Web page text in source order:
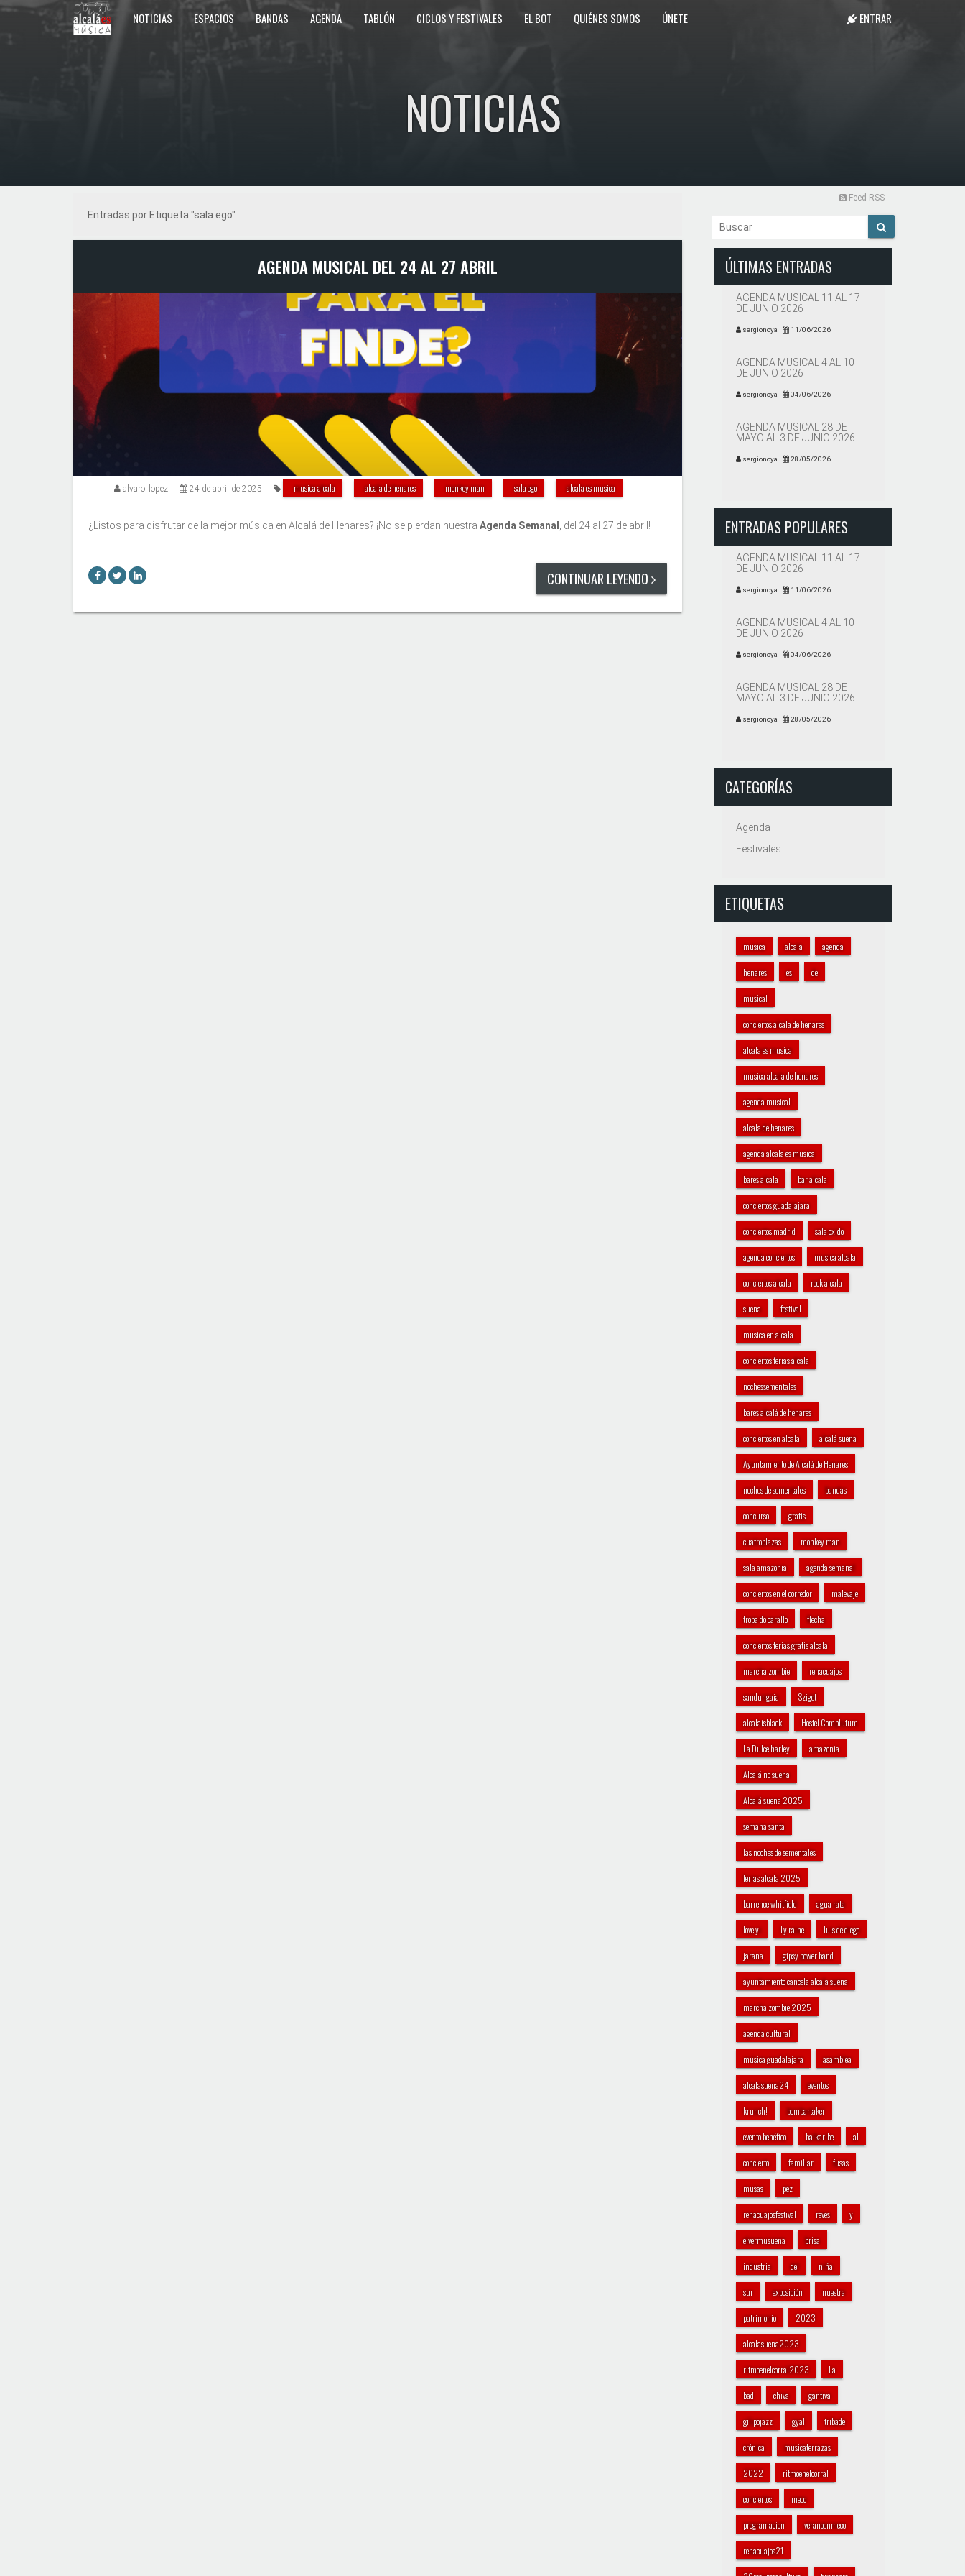
NOTICIAS ESPACIOS BANDAS AGENDA TABLÓN CICLOS Y FESTIVALES EL BOT QUIÉNES SOMOS ÚNETE ENTRAR
NOTICIAS
Entradas por Etiqueta "sala ego"
AGENDA MUSICAL DEL 24 AL 27 ABRIL
alvaro_lopez 24 de abril de 2025 musica alcala alcala de henares monkey man sala ego alcala es musica
¿Listos para disfrutar de la mejor música en Alcalá de Henares? ¡No se pierdan nuestra Agenda Semanal , del 24 al 27 de abril!
CONTINUAR LEYENDO
Feed RSS
ÚLTIMAS ENTRADAS
AGENDA MUSICAL 11 AL 17
DE JUNIO 2026
sergionoya 11/06/2026
AGENDA MUSICAL 4 AL 10
DE JUNIO 2026
sergionoya 04/06/2026
AGENDA MUSICAL 28 DE
MAYO AL 3 DE JUNIO 2026
sergionoya 28/05/2026
ENTRADAS POPULARES
AGENDA MUSICAL 11 AL 17
DE JUNIO 2026
sergionoya 11/06/2026
AGENDA MUSICAL 4 AL 10
DE JUNIO 2026
sergionoya 04/06/2026
AGENDA MUSICAL 28 DE
MAYO AL 3 DE JUNIO 2026
sergionoya 28/05/2026
CATEGORÍAS
Agenda
Festivales
ETIQUETAS
musica alcala agenda
henares es de
musical
conciertos alcala de henares
alcala es musica
musica alcala de henares
agenda musical
alcala de henares
agenda alcala es musica
bares alcala bar alcala
conciertos guadalajara
conciertos madrid sala oxido
agenda conciertos musica alcala
conciertos alcala rock alcala
suena festival
musica en alcala
conciertos ferias alcala
nochessementales
bares alcalá de henares
conciertos en alcala alcalá suena
Ayuntamiento de Alcalá de Henares
noches de sementales bandas
concurso gratis
cuatroplazas monkey man
sala amazonia agenda semanal
conciertos en el corredor malevaje
tropa do carallo flecha
conciertos ferias gratis alcala
marcha zombie renacuajos
sandungaia Sziget
alcalaisblack Hostel Complutum
La Dulce harley amazonia
Alcalá no suena
Alcalá suena 2025
semana santa
las noches de sementales
ferias alcala 2025
barrence whitfield agua rata
love yi Ly raine luis de diego
jarana gipsy power band
ayuntamiento cancela alcala suena
marcha zombie 2025
agenda cultural
música guadalajara asamblea
alcalasuena24 eventos
krunch! bombartaker
evento benéfico balkaribe al
concierto familiar fusas
musas pez
renacuajosfestival reves y
elvermusuena brisa
industria del niña
sur exposición nuestra
patrimonio 2023
alcalasuena2023
ritmoenelcorral2023 La
bad chiva gantiva
gilipojazz gyal tribade
crónica musicaterrazas
2022 ritmoenelcorral
conciertos meco
programacion veranoenmeco
renacuajos21